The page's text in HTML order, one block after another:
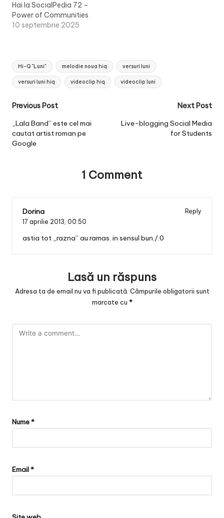
Hai la SocialPedia 72 –
Power of Communities
10 septembrie 2025
Tags:
Hi-Q "Luni" melodie noua hiq versuri luni
versuri luni hiq videoclip hiq videoclip luni
Post
navigation
Previous Post
„Lala Band” este cel mai
cautat artist roman pe
Google
Next Post
Live-blogging Social Media
for Students
1 Comment
Dorina
Reply
17 aprilie 2013, 00:50
astia tot „razna” au ramas. in sensul bun./:0
Lasă un răspuns
Adresa ta de email nu va fi publicată. Câmpurile obligatorii sunt
marcate cu *
Nume*
Email*